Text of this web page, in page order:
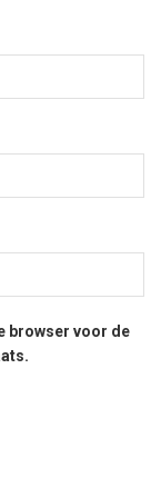
browser voor de